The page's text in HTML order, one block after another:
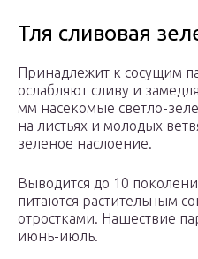
Тля сливовая
Принадлежит к сосущим
ослабляют сливу и
мм насекомые светло-
на листьях и молодых
зеленое наслоение.
Выводится до 10
питаются растительным
отростками. Нашествие
июнь-июль.